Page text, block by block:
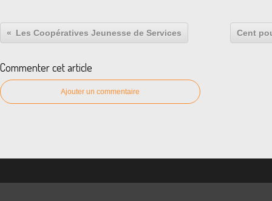
Les Coopératives Jeunesse de Services Cent
Commenter cet article
Ajouter un commentaire